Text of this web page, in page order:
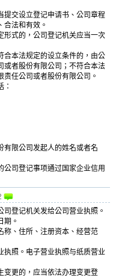
交设立登记申请书、公司章程
合法和有效。
式的，公司登记机关应当一次
本法规定的设立条件的，由公
或者股份有限公司；不符合本法
任公司或者股份有限公司。
限公司发起人的姓名或者名
司登记事项通过国家企业信用
登记机关发给公司营业执照。
期。
、住所、注册资本、经营范
照。电子营业执照与纸质营业
更的，应当依法办理变更登